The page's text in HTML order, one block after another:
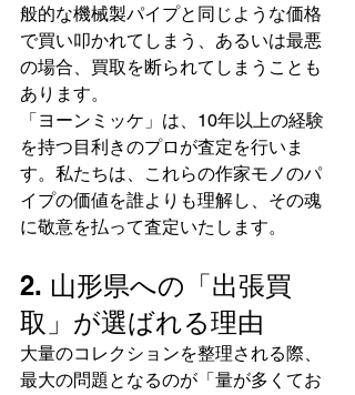
般的な機械製パイプと同じような価格
で買い叩かれてしまう、あるいは最悪
の場合、買取を断られてしまうことも
あります。
「ヨーンミッケ」は、10年以上の経験
を持つ目利きのプロが査定を行いま
す。私たちは、これらの作家モノのパ
イプの価値を誰よりも理解し、その魂
に敬意を払って査定いたします。
2. 山形県への「出張買
取」が選ばれる理由
大量のコレクションを整理される際、
最大の問題となるのが「量が多くてお